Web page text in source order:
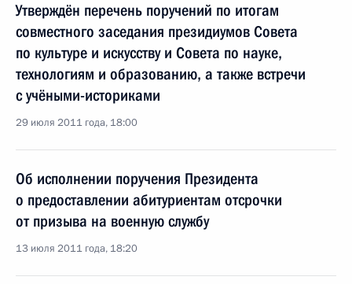
Утверждён перечень поручений по итогам
совместного заседания президиумов Совета
по культуре и искусству и Совета по науке,
технологиям и образованию, а также встречи
с учёными-историками
29 июля 2011 года, 18:00
Об исполнении поручения Президента
о предоставлении абитуриентам отсрочки
от призыва на военную службу
13 июля 2011 года, 18:20